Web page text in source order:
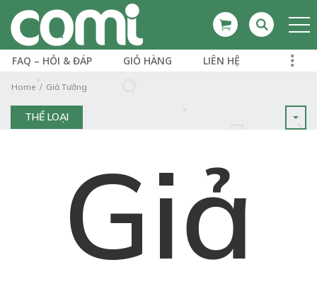
FAQ – HỎI & ĐÁP GIỎ HÀNG LIÊN HỆ
Home Giả Tưởng
THỂ LOẠI
Giả